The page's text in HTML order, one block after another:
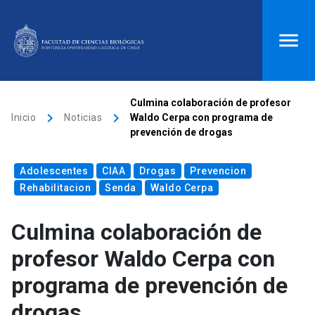
Biblioteca launch Donaciones launch
search
Inicio
Quiénes somos
Inicio keyboard_arrow_right Noticias keyboard_arrow_right
Culmina colaboración de profesor
Waldo Cerpa con programa de
prevención de drogas
Adolescentes CIAA Drogas
Prevencion
Rehabilitacion
Senda Waldo Cerpa
Culmina colaboración de
profesor Waldo Cerpa con
programa de prevención de